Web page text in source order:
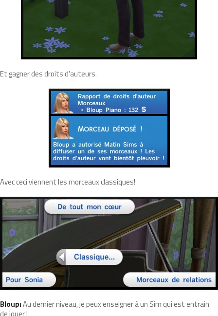
Et gagner des droits d'auteurs.
Avec ceci viennent les morceaux classiques!
Bloup:Au dernier niveau, je peux enseigner à un Sim qui est entrain